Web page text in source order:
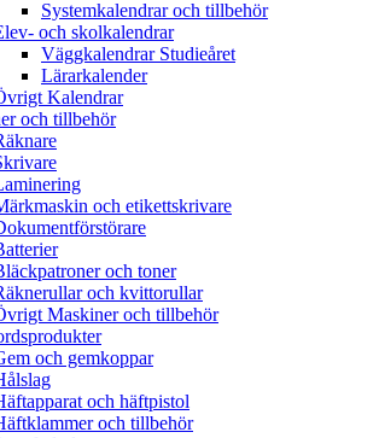
Systemkalendrar och tillbehör
och skolkalendrar
Väggkalendrar Studieåret
Lärarkalender
Kalendrar
och tillbehör
och etikettskrivare
och toner
och kvittorullar
Maskiner och tillbehör
och gemkoppar
och häftpistol
och tillbehör